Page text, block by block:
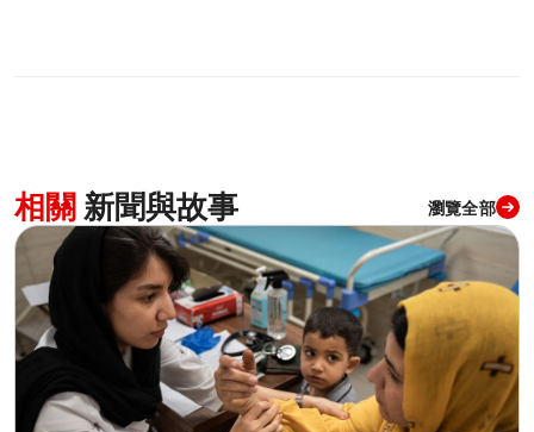
相關 新聞與故事 瀏覽全部